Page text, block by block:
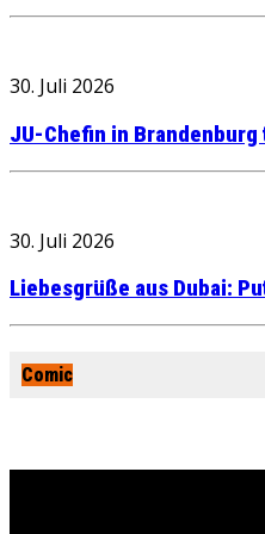
30. Juli 2026
JU-Chefin in
30. Juli 2026
Liebesgrüße aus Dubai:
Comic